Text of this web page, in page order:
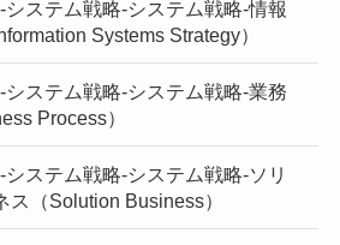
ステム戦略-システム戦略-情報
Systems Strategy）
ステム戦略-システム戦略-業務
Process）
ステム戦略-システム戦略-ソリ
ス（Solution Business）